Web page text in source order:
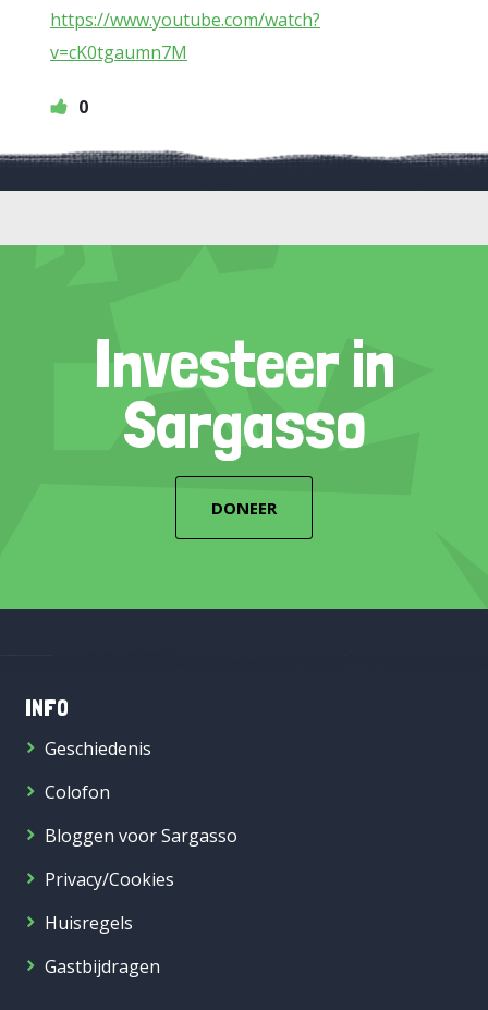
https://www.youtube.com/watch?
v=cK0tgaumn7M
0
Investeer in
Sargasso
DONEER
INFO
Geschiedenis
Colofon
Bloggen voor Sargasso
Privacy/Cookies
Huisregels
Gastbijdragen